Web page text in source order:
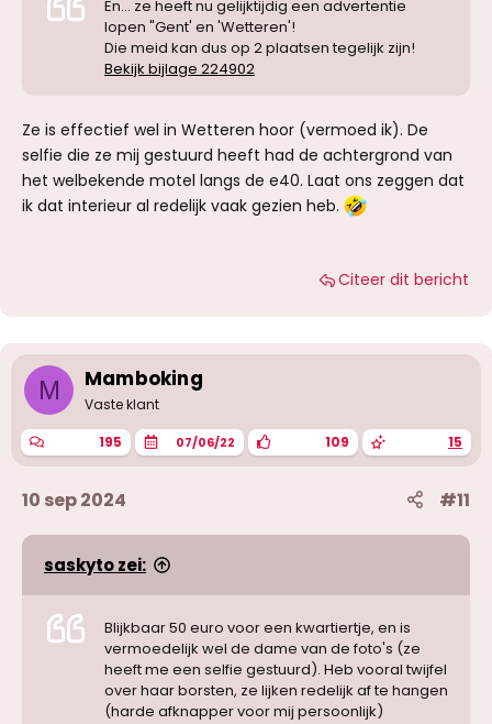
En... ze heeft nu gelijktijdig een advertentie
lopen "Gent' en 'Wetteren'!
Die meid kan dus op 2 plaatsen tegelijk zijn!
Bekijk bijlage 224902
Ze is effectief wel in Wetteren hoor (vermoed ik). De
selfie die ze mij gestuurd heeft had de achtergrond van
het welbekende motel langs de e40. Laat ons zeggen dat
ik dat interieur al redelijk vaak gezien heb.
Citeer dit bericht
M Mamboking
Vaste klant
195 07/06/22 109 15
10 sep 2024 #11
saskyto zei:
Blijkbaar 50 euro voor een kwartiertje, en is
vermoedelijk wel de dame van de foto's (ze
heeft me een selfie gestuurd). Heb vooral twijfel
over haar borsten, ze lijken redelijk af te hangen
(harde afknapper voor mij persoonlijk)